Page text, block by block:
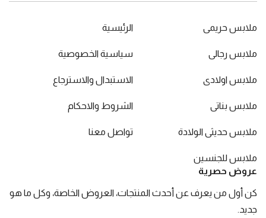
ملابس حريمى
ملابس رجالى
ملابس اولادى
ملابس بناتى
ملابس حديثى الولادة
ملابس للجنسين
الرئيسية
سياسية الخصوصية
الاستبدال والاسترجاع
الشروط والاحكام
تواصل معنا
عروض حصرية
كن أول من يعرف عن أحدث المنتجات، العروض الخاصة، وكل ما هو
جديد.